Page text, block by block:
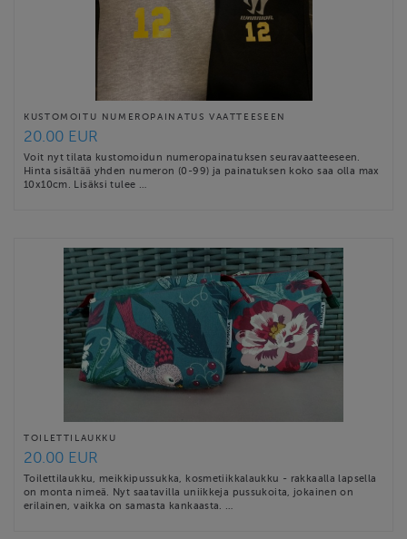
KUSTOMOITU NUMEROPAINATUS VAATTEESEEN
20.00 EUR
Voit nyt tilata kustomoidun numeropainatuksen seuravaatteeseen.
Hinta sisältää yhden numeron (0-99) ja painatuksen koko saa olla max
10x10cm. Lisäksi tulee …
TOILETTILAUKKU
20.00 EUR
Toilettilaukku, meikkipussukka, kosmetiikkalaukku - rakkaalla lapsella
on monta nimeä. Nyt saatavilla uniikkeja pussukoita, jokainen on
erilainen, vaikka on samasta kankaasta. …